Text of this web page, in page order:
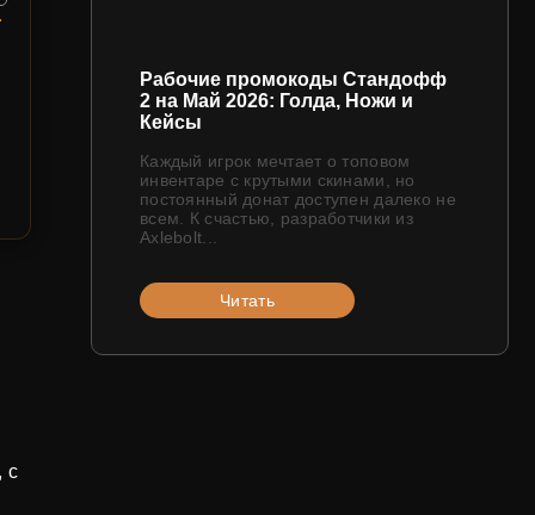
с
Рабочие промокоды Стандофф
2 на Май 2026: Голда, Ножи и
Кейсы
Каждый игрок мечтает о топовом
инвентаре с крутыми скинами, но
постоянный донат доступен далеко не
всем. К счастью, разработчики из
Axlebolt...
Читать